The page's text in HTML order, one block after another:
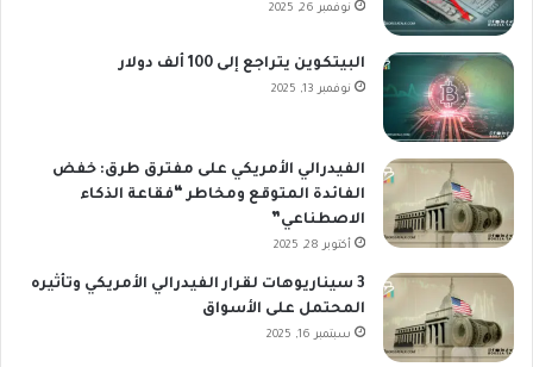
نوفمبر 26, 2025
البيتكوين يتراجع إلى 100 ألف دولار
نوفمبر 13, 2025
الفيدرالي الأمريكي على مفترق طرق: خفض
الفائدة المتوقع ومخاطر “فقاعة الذكاء
الاصطناعي”
أكتوبر 28, 2025
3 سيناريوهات لقرار الفيدرالي الأمريكي وتأثيره
المحتمل على الأسواق
سبتمبر 16, 2025